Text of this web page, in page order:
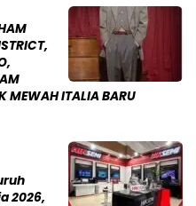
MEWAH ITALIA BARU
2026,